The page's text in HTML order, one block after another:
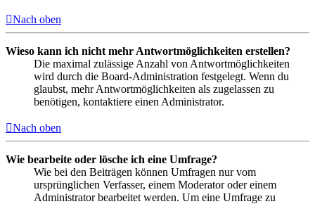
Nach oben
Wieso kann ich nicht mehr Antwortmöglichkeiten erstellen?
Die maximal zulässige Anzahl von Antwortmöglichkeiten
wird durch die Board-Administration festgelegt. Wenn du
glaubst, mehr Antwortmöglichkeiten als zugelassen zu
benötigen, kontaktiere einen Administrator.
Nach oben
Wie bearbeite oder lösche ich eine Umfrage?
Wie bei den Beiträgen können Umfragen nur vom
ursprünglichen Verfasser, einem Moderator oder einem
Administrator bearbeitet werden. Um eine Umfrage zu